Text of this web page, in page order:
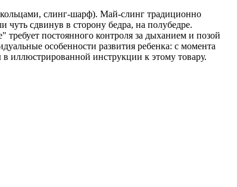
слинг-шарф). Май-слинг традиционно
чуть сдвинув в сторону бедра, на полубедре.
постоянного контроля за дыханием и позой
особенности развития ребенка: с момента
иллюстрированной инструкции к этому товару.